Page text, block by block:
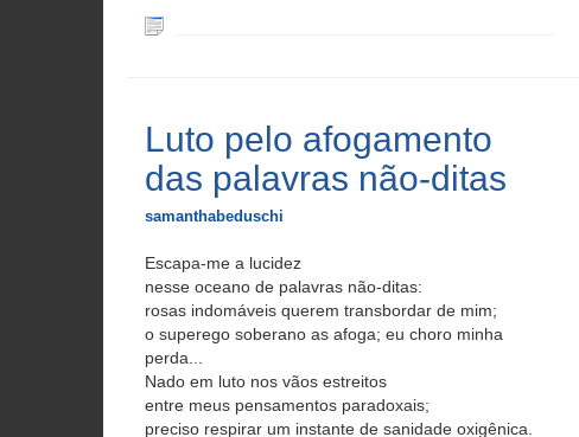
Luto pelo afogamento
das palavras não-ditas
samanthabeduschi
Escapa-me a lucidez
nesse oceano de palavras não-ditas:
rosas indomáveis querem transbordar de mim;
o superego soberano as afoga; eu choro minha
perda...
Nado em luto nos vãos estreitos
entre meus pensamentos paradoxais;
preciso respirar um instante de sanidade oxigênica.